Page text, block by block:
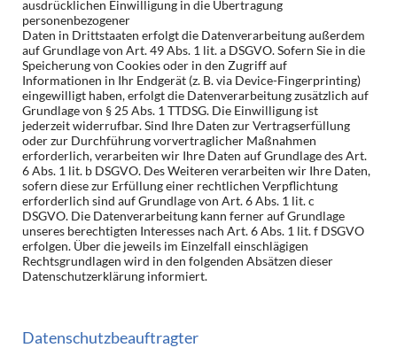
ausdrücklichen Einwilligung in die Übertragung
personenbezogener
Daten in Drittstaaten erfolgt die Datenverarbeitung außerdem
auf Grundlage von Art. 49 Abs. 1 lit. a DSGVO. Sofern Sie in die
Speicherung von Cookies oder in den Zugriff auf
Informationen in Ihr Endgerät (z. B. via Device-Fingerprinting)
eingewilligt haben, erfolgt die Datenverarbeitung zusätzlich auf
Grundlage von § 25 Abs. 1 TTDSG. Die Einwilligung ist
jederzeit widerrufbar. Sind Ihre Daten zur Vertragserfüllung
oder zur Durchführung vorvertraglicher Maßnahmen
erforderlich, verarbeiten wir Ihre Daten auf Grundlage des Art.
6 Abs. 1 lit. b DSGVO. Des Weiteren verarbeiten wir Ihre Daten,
sofern diese zur Erfüllung einer rechtlichen Verpflichtung
erforderlich sind auf Grundlage von Art. 6 Abs. 1 lit. c
DSGVO. Die Datenverarbeitung kann ferner auf Grundlage
unseres berechtigten Interesses nach Art. 6 Abs. 1 lit. f DSGVO
erfolgen. Über die jeweils im Einzelfall einschlägigen
Rechtsgrundlagen wird in den folgenden Absätzen dieser
Datenschutzerklärung informiert.
Datenschutzbeauftragter